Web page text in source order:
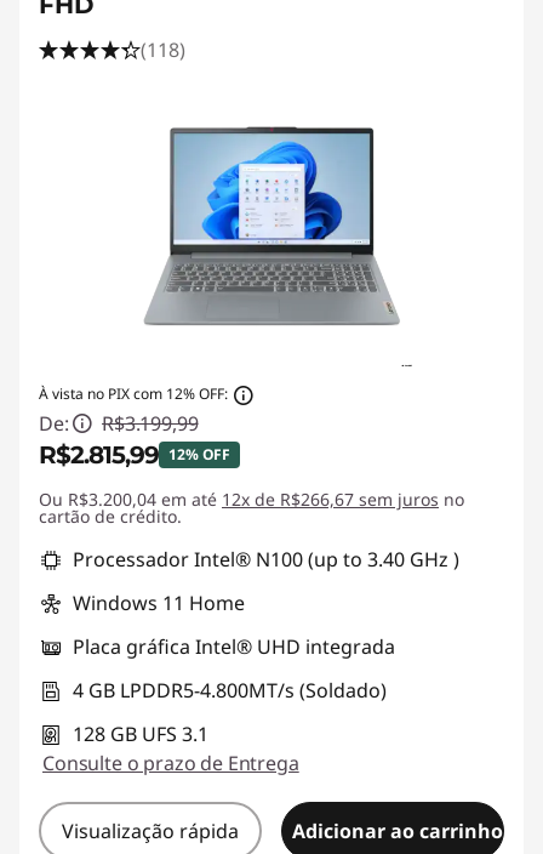
(118)
À vista no PIX com 12% OFF:
De: R$3.199,99
R$2.815,99 12% OFF
Economias instantâneas :-R$384,00
Ou R$3.200,04 em até 12x de R$266,67 sem juros no
cartão de crédito.
Processador Intel® N100 (up to 3.40 GHz )
Windows 11 Home
Placa gráfica Intel® UHD integrada
4 GB LPDDR5-4.800MT/s (Soldado)
128 GB UFS 3.1
Consulte o prazo de Entrega
Visualização rápida Adicionar ao carrinho